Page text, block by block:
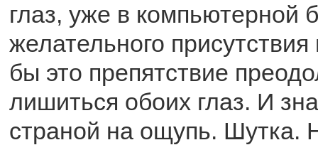
глаз, уже в компьютерной
желательного
бы это препятствие
лишиться обоих глаз. И
страной на ощупь. Шутка.